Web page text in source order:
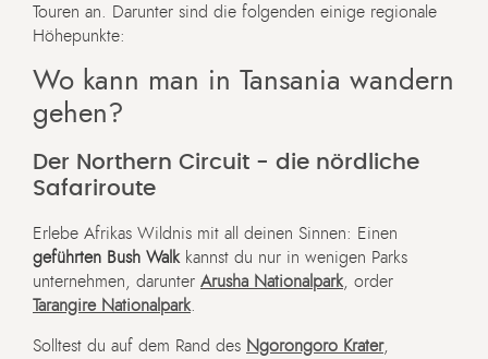
Touren an. Darunter sind die folgenden einige regionale
Höhepunkte:
Wo kann man in Tansania wandern
gehen?
Der Northern Circuit - die nördliche
Safariroute
Erlebe Afrikas Wildnis mit all deinen Sinnen: Einen
geführten Bush Walk kannst du nur in wenigen Parks
unternehmen, darunter Arusha Nationalpark , order
Tarangire Nationalpark
Solltest du auf dem Rand des Ngorongoro Krater,